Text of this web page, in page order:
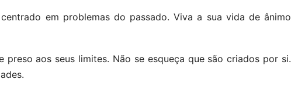
em problemas do passado. Viva a sua vida de ânimo
preso aos seus limites. Não se esqueça que são criados por si.